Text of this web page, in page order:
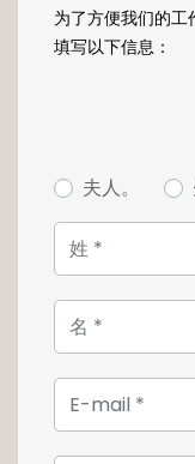
chaleureuse
appartements
dense réseau
seulement 7
centrale.
Possibilité
parking au
Pour toute
agence au
为了方便我们的
填写以下信息：
夫人。